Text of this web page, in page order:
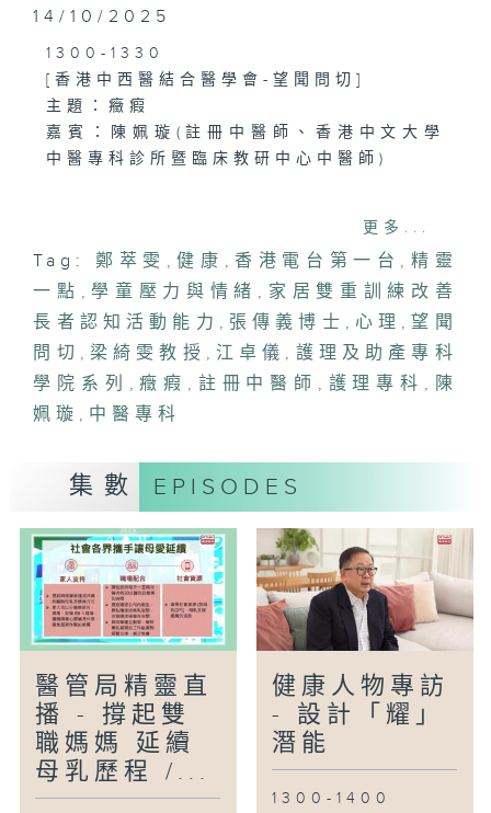
14/10/2025
1300-1330
[香港中西醫結合醫學會-望聞問切]
主題：癥瘕
嘉賓：陳姵璇(註冊中醫師、香港中文大學
中醫專科診所暨臨床教研中心中醫師)
嘉賓：張傳義博士(臨床心理學家、香港心
理學會候任會長)
1400-1500
主題：家居雙重訓練改善長者認知活動能力
嘉賓：梁綺雯教授(香港理工大學護理學院
更多...
Tag: 鄭萃雯 , 健康 , 香港電台第一台 , 精靈
一點 , 學童壓力與情緒 , 家居雙重訓練改善
長者認知活動能力 , 張傳義博士 , 心理 ,望聞
問切 , 梁綺雯教授 , 江卓儀 , 護理及助產專科
學院系列 , 癥瘕 , 註冊中醫師 , 護理專科 , 陳
姵璇 , 中醫專科
集數 EPISODES
醫管局精靈直
播 - 撐起雙
職媽媽 延續
母乳歷程 /...
健康人物專訪
- 設計「耀」
潛能
1300-1400